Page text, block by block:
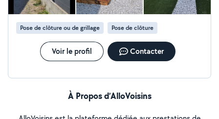
Pose de clôture ou de grillage Pose de clôture
Voir le profil Contacter
À Propos d’AlloVoisins